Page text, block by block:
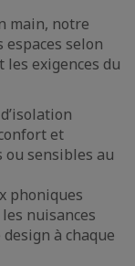
main, notre
selon
exigences du
et
ou sensibles au
phoniques
nuisances
à chaque